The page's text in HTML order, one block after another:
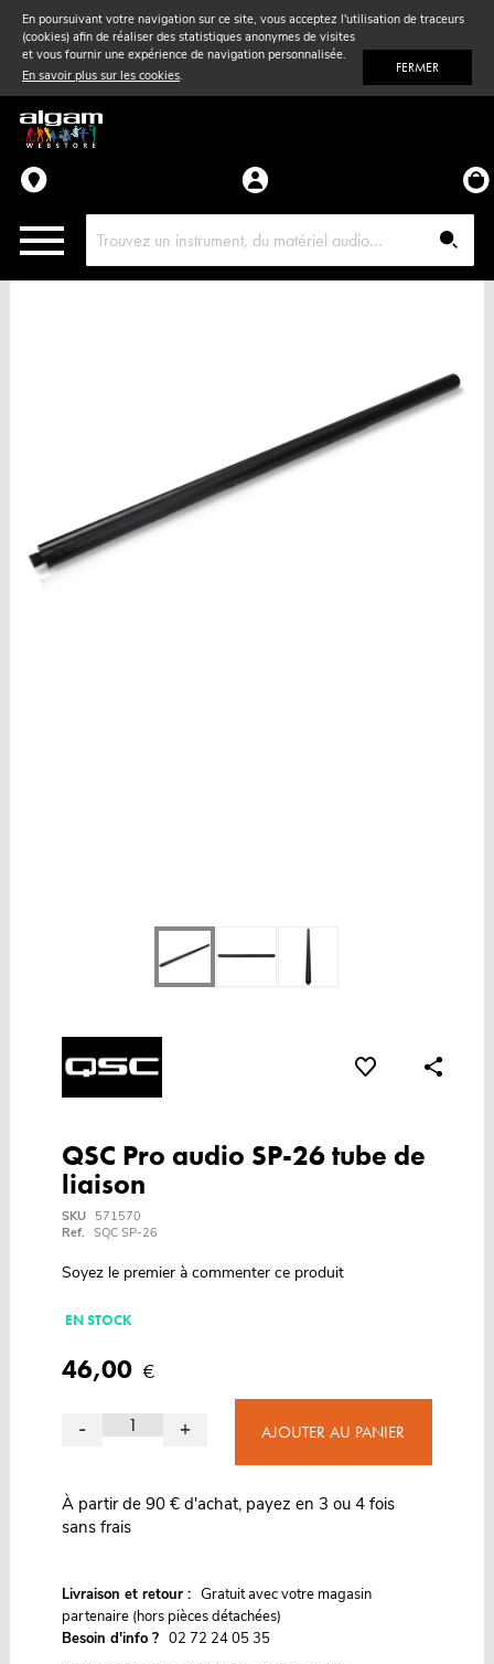
En poursuivant votre navigation sur ce site, vous acceptez l'utilisation de traceurs
(cookies) afin de réaliser des statistiques anonymes de visites
et vous fournir une expérience de navigation personnalisée.
En savoir plus sur les cookies. FERMER
Vent& Violon
Accessoires
Pièces détachées
QSC Pro audio SP-26 tube de
liaison
SKU
571570
Ref. SQC SP-26
Soyez le premier à commenter ce produit
EN STOCK
46,00 €
- + AJOUTER AU PANIER
À partir de 90 € d'achat, payez en 3 ou 4 fois
sans frais
Livraison et retour : Gratuit avec votre magasin
partenaire (hors pièces détachées)
Besoin d'info ? 02 72 24 05 35